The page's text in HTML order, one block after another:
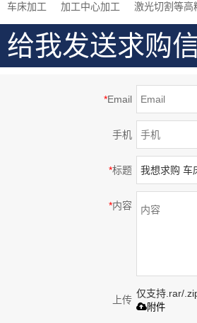
车床加工 加工中心加工 激光切割等高
给我发送求购
*Email
手机
*标题
*内容
上传
仅支持.rar/
附件